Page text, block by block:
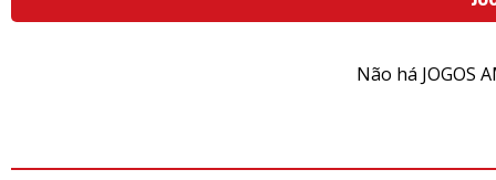
Não há JOGOS